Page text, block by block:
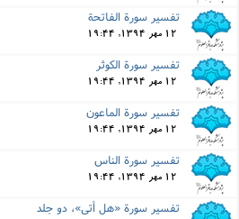
تفسیر سورة الفاتحة
12 مهر 1394, 19:44
تفسیر سورة الکوثر
12 مهر 1394, 19:44
تفسیر سورة الماعون
12 مهر 1394, 19:44
تفسیر سورة الناس
12 مهر 1394, 19:44
تفسیر سورة «هل أتى»، دو جلد